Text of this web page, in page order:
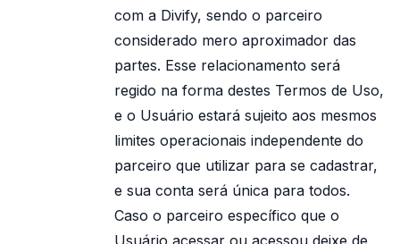
com a Divify, sendo o parceiro
considerado mero aproximador das
partes. Esse relacionamento será
regido na forma destes Termos de Uso,
e o Usuário estará sujeito aos mesmos
limites operacionais independente do
parceiro que utilizar para se cadastrar,
e sua conta será única para todos.
Caso o parceiro específico que o
Usuário acessar ou acessou deixe de